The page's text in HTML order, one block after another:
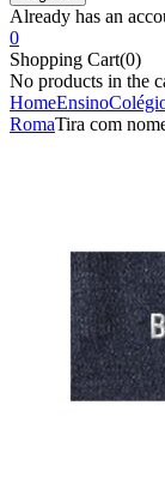
Already has an
0
Shopping Cart(0)
No products in the
HomeEnsino
RomaTira com